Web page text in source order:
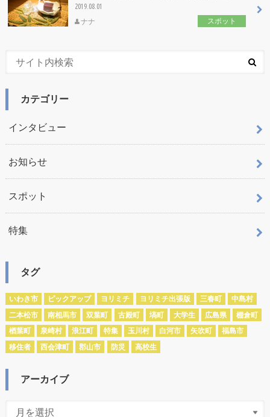
2019.08.01
ナナ スポット
カテゴリー
インタビュー
お知らせ
スポット
特集
タグ
いわき市 ピックアップ ヨリミチ ヨリミチ出張版 三春町
中島村
二本松市
南相馬市 双葉町 古殿町 塙町 大学生 広島県
棚倉町
楢葉町
泉崎村 浪江町 特集 玉川村 白河市 矢吹町
福島市
移住者
西会津町 郡山市 防災 高校生
アーカイブ